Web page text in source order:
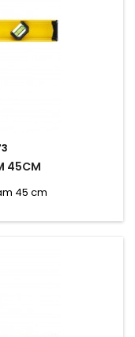
45CM
45 cm